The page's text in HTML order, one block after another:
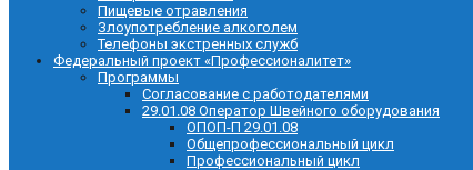
Пищевые отравления
Злоупотребление алкоголем
Телефоны экстренных служб
Федеральный проект «Профессионалитет»
Программы
Согласование с работодателями
29.01.08 Оператор Швейного оборудования
ОПОП-П 29.01.08
Общепрофессиональный цикл
Профессиональный цикл